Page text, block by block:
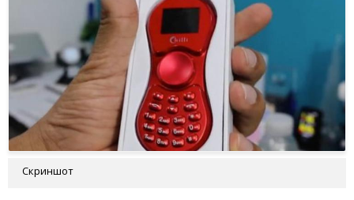
Скриншот